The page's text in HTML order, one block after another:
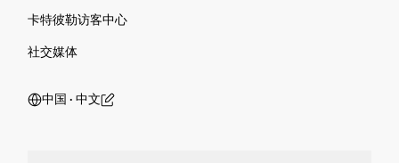
卡特彼勒访客中心
社交媒体
中国 ‧ 中文